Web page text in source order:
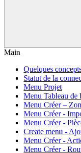
Main
Quelques
Statut de la
Menu Projet
Menu Tableau de
Menu Créer –
Menu Créer -
Menu Créer -
Create menu -
Menu Créer -
Menu Créer -